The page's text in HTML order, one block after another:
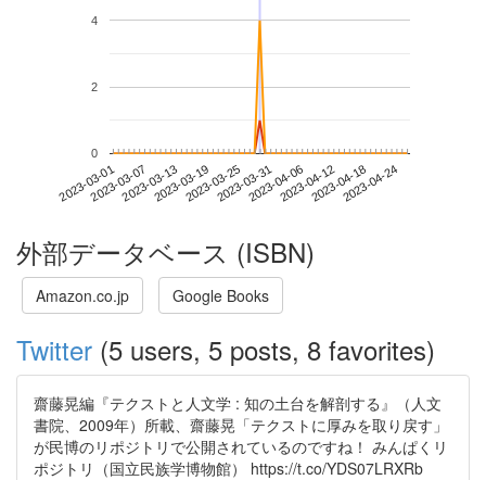
2023-03-012023-03-072023-03-132023-03-192023-03-252023-03-312023-04-062023-04-122023-04-182023-04-24
0
2
4
外部データベース (ISBN)
Amazon.co.jp Google Books
Twitter (5 users, 5 posts, 8 favorites)
齋藤晃編『テクストと人文学 : 知の土台を解剖する』（人文
書院、2009年）所載、齋藤晃「テクストに厚みを取り戻す」
が民博のリポジトリで公開されているのですね！ みんぱくリ
ポジトリ（国立民族学博物館） https://t.co/YDS07LRXRb